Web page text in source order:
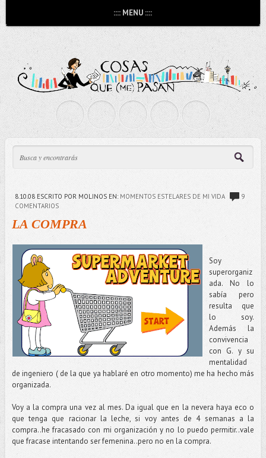
:::: MENU ::::
8.10.08ESCRITO POR MOLINOS EN: MOMENTOS ESTELARES DE MI VIDA
9
COMENTARIOS
LA COMPRA
Soy
superorganiz
ada. No lo
sabía pero
resulta que
lo soy.
Además la
convivencia
con G. y su
mentalidad
de ingeniero ( de la que ya hablaré en otro momento) me ha hecho más
organizada.
Voy a la compra una vez al mes. Da igual que en la nevera haya eco o
que tenga que racionar la leche, si voy antes de 4 semanas a la
compra..he fracasado con mi organización y no lo puedo permitir..vale
que fracase intentando ser femenina..pero no en la compra.